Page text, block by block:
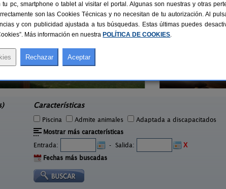
Características
Piscina Admite animales
Adaptada a discapacitados
Mostrar más características
Entrada:
- Salida:
X
Fechas más buscadas
pc, smartphone o tablet al visitar el portal. Algunas son nuestras y otras
son las Cookies Técnicas y no necesitan de tu autorización. Al
y con publicidad ajustada a tus búsquedas. Estas últimas puedes
Más información en nuestra POLÍTICA DE COOKIES.